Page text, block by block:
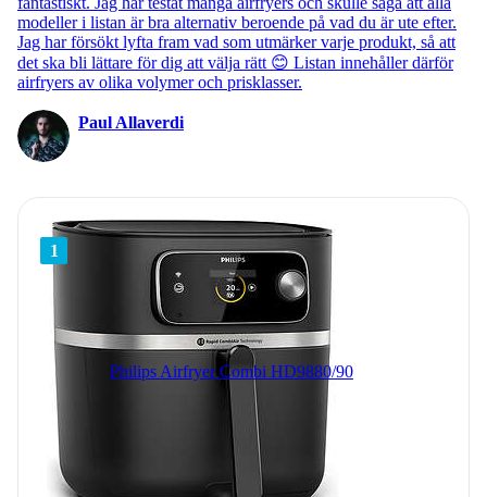
modeller i listan är bra alternativ beroende på vad du är ute efter.
Jag har försökt lyfta fram vad som utmärker varje produkt, så att
det ska bli lättare för dig att välja rätt 😊 Listan innehåller därför
airfryers av olika volymer och prisklasser.
Paul Allaverdi
1
Philips Airfryer Combi HD9880/90